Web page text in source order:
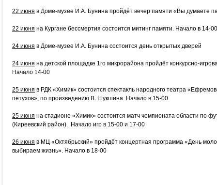
22 июня в Доме-музее И.А. Бунина пройдёт вечер памяти «Вы думаете
22 июня на Кургане бессмертия состоится митинг памяти. Начало в 14-00
24 июня в Доме-музее И.А. Бунина состоится день открытых дверей
24 июня на детской площадке 1го микрорайона пройдёт конкурсно-
Начало 14-00
25 июня в РДК «Химик» состоится спектакль народного театра
петухов», по произведению В. Шукшина. Начало в 15-00
25 июня на стадионе «Химик» состоится матч чемпионата области по
(Киреевский район). Начало игр в 15-00 и 17-00
26 июня в МЦ «Октябрьский» пройдёт концертная программа «День
выбираем жизнь». Начало в 18-00